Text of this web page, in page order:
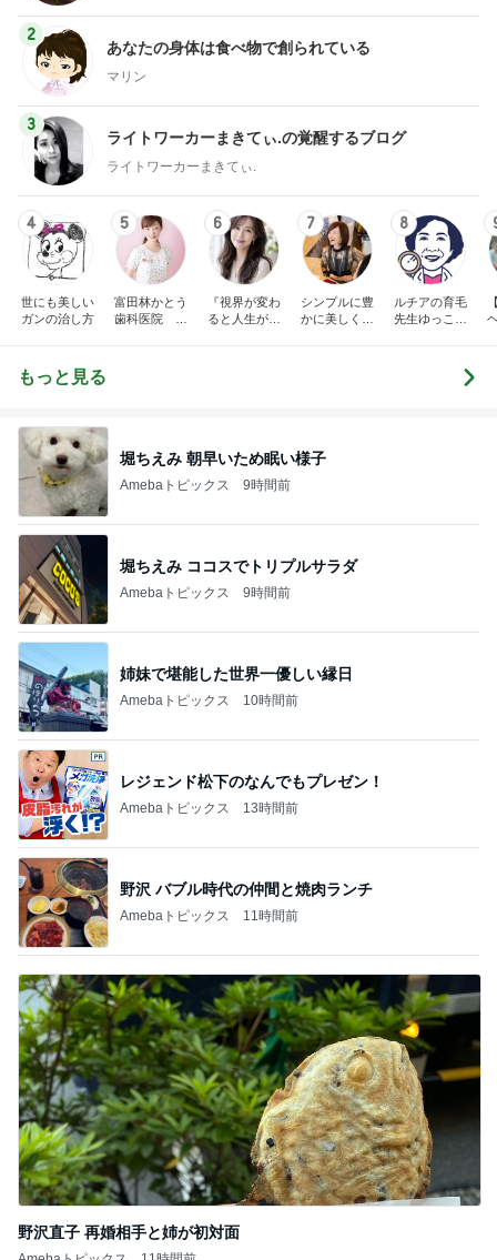
2
あなたの身体は食べ物で創られている
マリン
3
ライトワーカーまきてぃ.の覚醒するブログ
ライトワーカーまきてぃ.
4
世にも美しい
ガンの治し方
5
富田林かとう
歯科医院 み
6
『視界が変わ
ると人生が変
7
シンプルに豊
かに美しく自
8
ルチアの育毛
先生ゆっこち
もっと見る
堀ちえみ 朝早いため眠い様子
Amebaトピックス 9時間前
堀ちえみ ココスでトリプルサラダ
Amebaトピックス 9時間前
姉妹で堪能した世界一優しい縁日
Amebaトピックス 10時間前
レジェンド松下のなんでもプレゼン！
Amebaトピックス 13時間前
野沢 バブル時代の仲間と焼肉ランチ
Amebaトピックス 11時間前
野沢直子 再婚相手と姉が初対面